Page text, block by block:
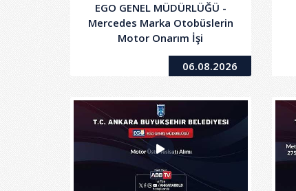
EGO GENEL MÜDÜRLÜĞÜ -
Mercedes Marka Otobüslerin
Motor Onarım İşi
06.08.2026